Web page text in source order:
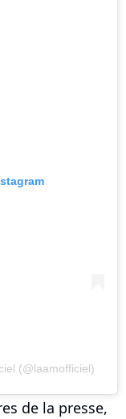
(@laamofficiel)
de la presse,